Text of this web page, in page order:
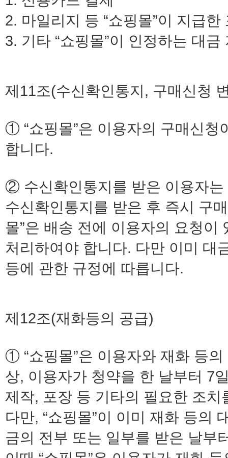
2. 마일리지 등 “쇼핑몰”이 지급
3. 기타 “쇼핑몰”이 인정하는 대금
제11조(수신확인통지, 구매신청
① “쇼핑몰”은 이용자의 구매신청
합니다.
② 수신확인통지를 받은 이용자
수신확인통지를 받은 후 즉시 구
몰”은 배송 전에 이용자의 요청
처리하여야 합니다. 다만 이미 대
등에 관한 규정에 따릅니다.
제12조(재화등의 공급)
① “쇼핑몰”은 이용자와 재화 등
상, 이용자가 청약을 한 날부터 7
제작, 포장 등 기타의 필요한 조치
다만, “쇼핑몰”이 이미 재화 등의
금의 전부 또는 일부를 받은 날부